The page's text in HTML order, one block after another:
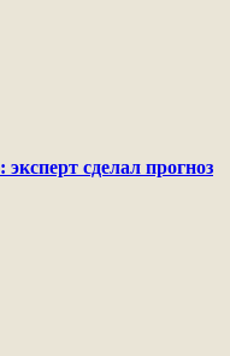
сделал прогноз